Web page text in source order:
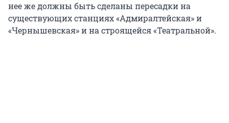
нее же должны быть сделаны пересадки на
существующих станциях «Адмиралтейская» и
«Чернышевская» и на строящейся «Театральной».